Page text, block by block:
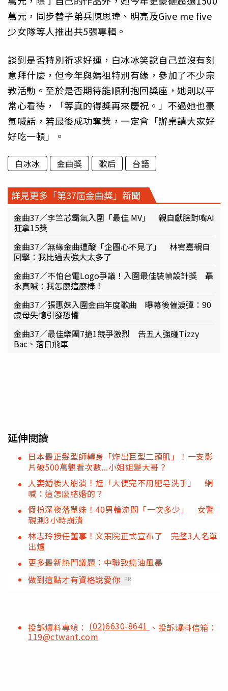
萬元，同步替子弟兵陳思瑋、明亮及Give me five
少女隊等人推出共5張專輯。
談到是否特別祈求好運，白冰冰笑說自己並沒有刻
意拜什麼，但今年與媽祖特別有緣，參加了不少宗
教活動。至於是否期待能順利抱回獎座，她則以平
常心看待，「等真的得獎再來慶祝。」不過她也豪
氣喊話，若最後成功奪獎，一定會「辦桌請大家好
好吃一頓」。
白冰冰 金曲獎 歌后 台語
詳見更多「第37屆金曲獎」新聞
金曲37／李竺芯霸氣入圍「最佳 MV」 親自獻臉對嘴AI
狂拿15獎
金曲37／無緣金曲遭酸「企圖心不見了」 林宥嘉親自
回擊：我比過去強大太多了
金曲37／不怕台電Logo爭議！入圍最佳裝幀設計獎 聶
永真喊：我怎麼這麼棒！
金曲37／張惠妹入圍金曲年度歌曲 曝幕後催淚彈：90
歲母失憶引發恐懼
金曲37／最佳樂團7搶1競爭激烈 告五人強碰Tizzy
Bac、落日飛車
延伸閱讀
日本最正髮型師轉身「炸出巨型二頭肌」！一支影
片破500萬觀看次數...小姐姐變大哥？
人妻婚後大崩潰！尪「大便完不用肥皂洗手」 網
喊：這怎麼結婚的？
假扮深夜落單妹！40男輪流問「一次多少」 女警
親測3小時崩潰
林志玲接任董事！文策院正式宣布了 完整3人名單
出爐
更多最新熱門議題：中聯致癌油風暴
做到這點才有資格說愛你 PR
投訴爆料專線： (02)6630-8641 、投訴爆料信箱：
119@ctwant.com